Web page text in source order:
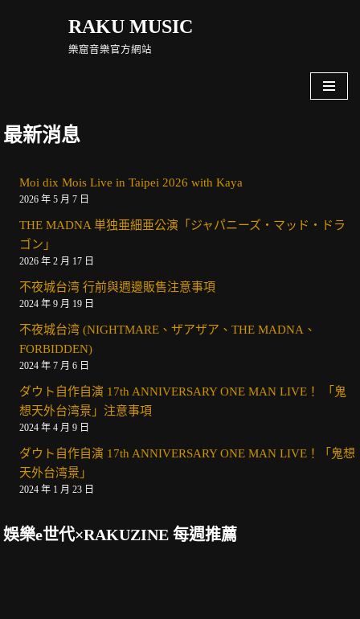
RAKU MUSIC
樂窟音樂官方網站
最新消息
Moi dix Mois Live in Taipei 2026 with Kaya
2026 年 5 月 7 日
THE MADNA 単独亜細亜公演「ジャパニーズ・マッド・ドラ
ゴン」
2026 年 2 月 17 日
不夜城台湾 行前與週邊販售注意事項
2024 年 9 月 19 日
不夜城台湾 (NIGHTMARE、ザアザア、THE MADNA、
FORBIDDEN)
2024 年 7 月 6 日
ダウト自作自演 17th ANNIVERSARY ONE MAN LIVE！ 「鬼
想天外台湾景」注意事項
2024 年 4 月 9 日
ダウト自作自演 17th ANNIVERSARY ONE MAN LIVE！「鬼想
天外台湾景」
2024 年 1 月 23 日
娛樂e世代×RAKUZINE 每週推薦